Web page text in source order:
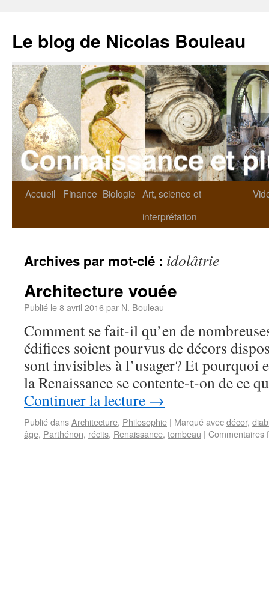
Le blog de Nicolas Bouleau
Accueil Finance Biologie Art, science et
interprétation
Archives par mot-clé : idolâtrie
Architecture vouée
Publié le8 avril 2016par N. Bouleau
Comment se fait-il qu’en de
édifices soient pourvus de décors
sont invisibles à l’usager? Et pourquoi
la Renaissance se contente-t-on de ce
Continuer la lecture →
Publié dansArchitecture, Philosophie | Marqué avecdécor,
âge, Parthénon, récits, Renaissance, tombeau | Commentaires